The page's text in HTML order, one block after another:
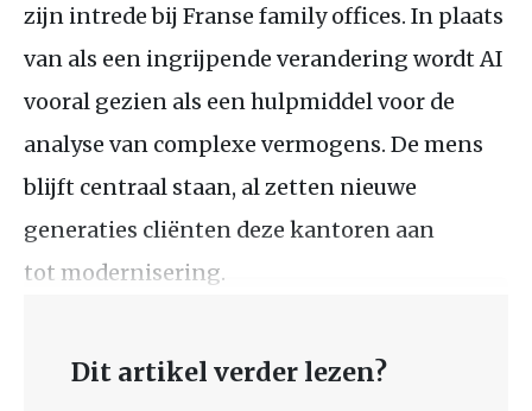
zijn intrede bij Franse family offices. In plaats
van als een ingrijpende verandering wordt AI
vooral gezien als een hulpmiddel voor de
analyse van complexe vermogens. De mens
blijft centraal staan, al zetten nieuwe
generaties cliënten deze kantoren aan
tot modernisering.
Dit artikel verder lezen?